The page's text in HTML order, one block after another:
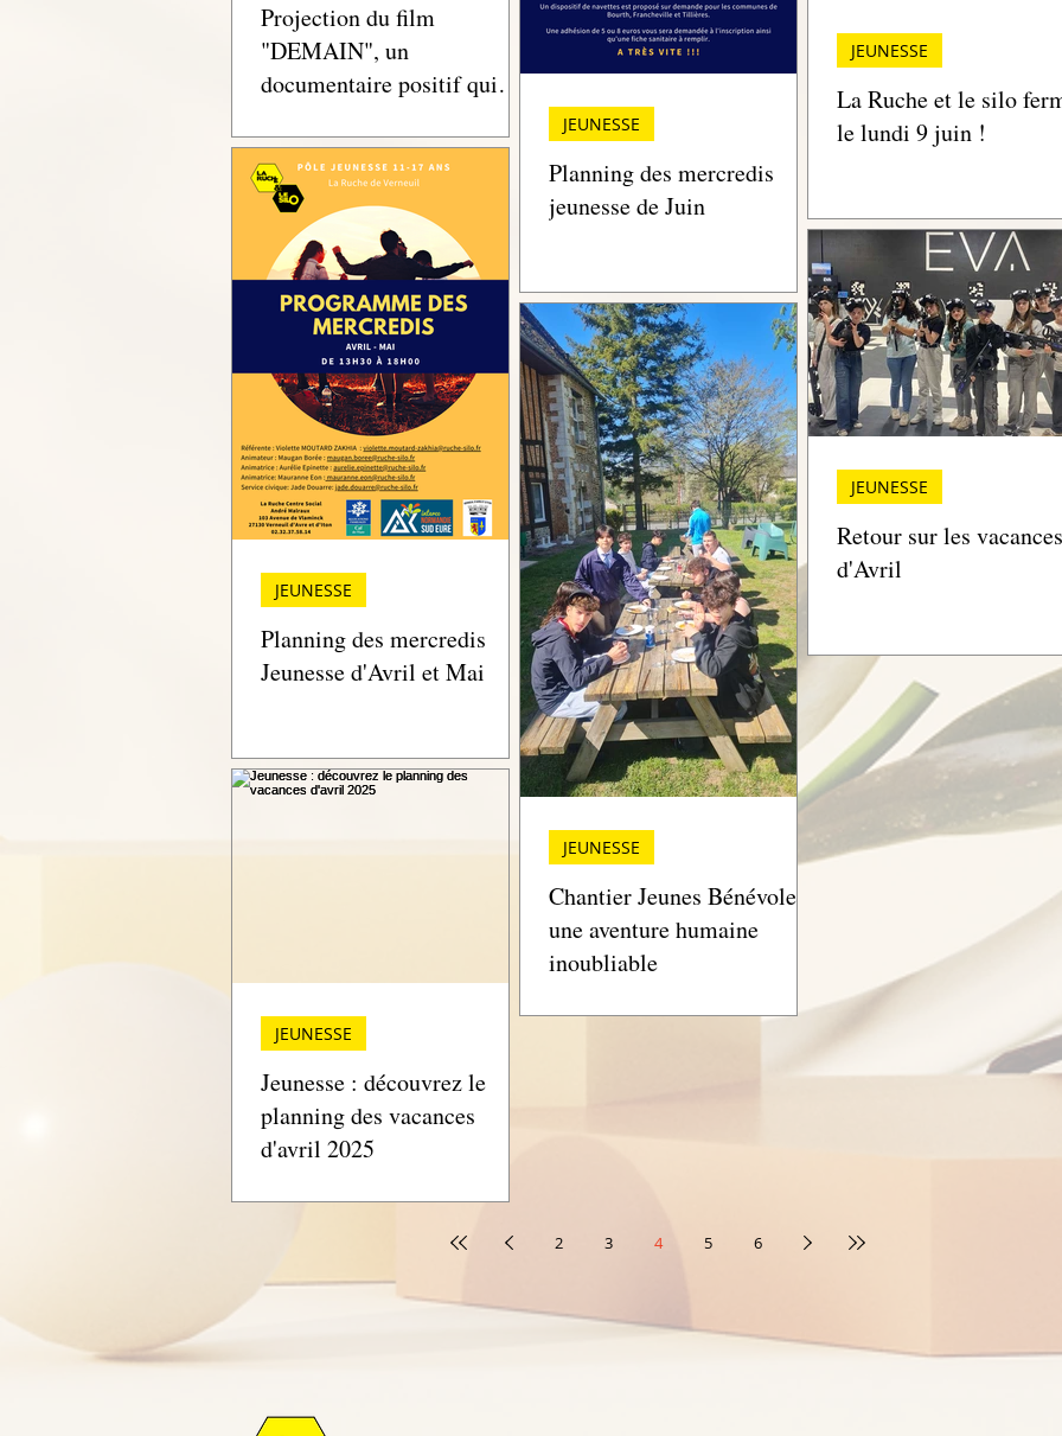
Projection du film
"DEMAIN", un
documentaire positif qui
concrètes pour construire un
monde plus durable et
solidaire
Planning des mercredis
jeunesse de Juin
JEUNESSE
La Ruche et le silo
le lundi 9 juin !
JEUNESSE
Planning des mercredis
Jeunesse d'Avril et Mai
JEUNESSE
Chantier Jeunes Bénévoles,
une aventure humaine
inoubliable
JEUNESSE
Retour sur les vacances
d'Avril
JEUNESSE
Jeunesse : découvrez le
planning des vacances
d'avril 2025
JEUNESSE
2 3 4 5 6